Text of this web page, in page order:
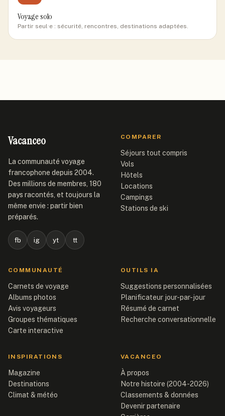
Voyage solo
Partir seul·e : sécurité, rencontres, destinations adaptées.
Vacanceo
La communauté voyage
francophone depuis 2004.
Des millions de membres, 180
pays racontés, et toujours la
même envie : partir bien
préparés.
fb ig yt tt
COMPARER
Séjours tout compris
Vols
Hôtels
Locations
Campings
Stations de ski
COMMUNAUTÉ
Carnets de voyage
Albums photos
Avis voyageurs
Groupes thématiques
Carte interactive
OUTILS IA
Suggestions personnalisées
Planificateur jour-par-jour
Résumé de carnet
Recherche conversationnelle
INSPIRATIONS
Magazine
Destinations
Climat & météo
VACANCEO
À propos
Notre histoire (2004-2026)
Classements & données
Devenir partenaire